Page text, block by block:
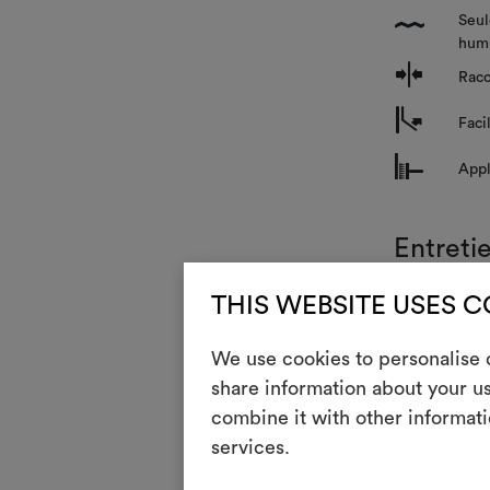
THIS WEBSITE USES
We use cookies to
share information about your
combine it with other
services.
{
g
m
n
i
Ce